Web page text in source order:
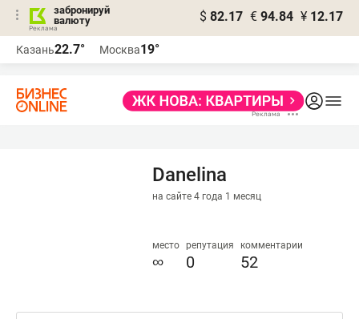
забронируй
валюту
$ 82.17 € 94.84 ¥ 12.17
Казань22.7° Москва19°
Danelina
на сайте 4 года 1 месяц
место
∞
репутация
0
комментарии
52